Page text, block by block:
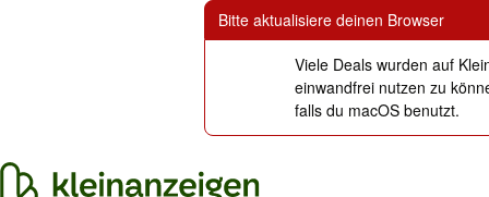
Bitte aktualisiere deinen Browser
Viele Deals wurden auf
einwandfrei nutzen zu
falls du macOS benutzt.